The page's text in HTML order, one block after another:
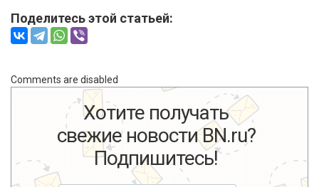
Поделитесь этой статьей:
Comments are disabled
Хотите получать
свежие новости BN.ru?
Подпишитесь!